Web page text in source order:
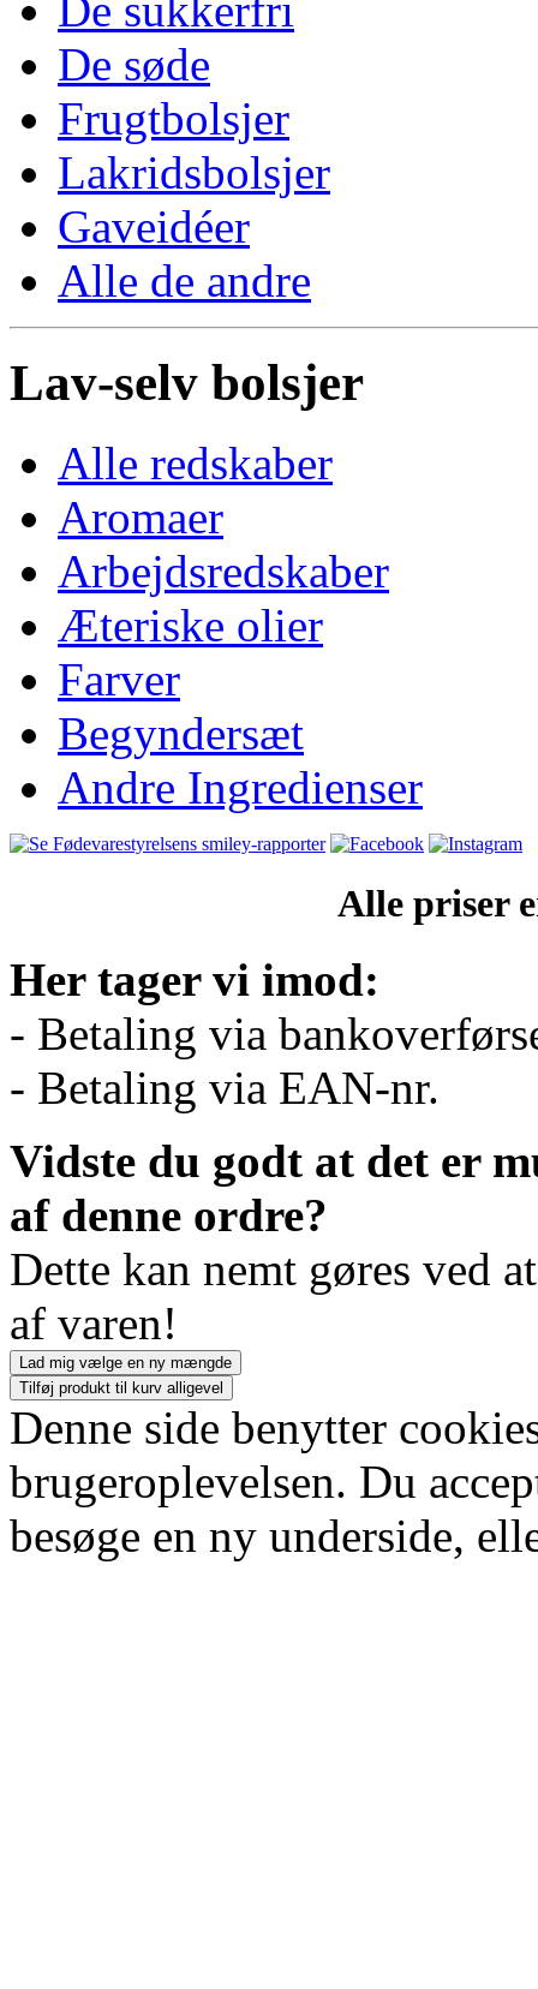
De søde
Frugtbolsjer
Lakridsbolsjer
Gaveidéer
Alle de andre
Lav-selv bolsjer
Alle redskaber
Aromaer
Arbejdsredskaber
Æteriske olier
Farver
Begyndersæt
Andre Ingredienser
Alle priser
Her tager vi imod:
- Betaling via
- Betaling via EAN-nr.
Vidste du godt at det er
af denne ordre?
Dette kan nemt gøres ved
af varen!
Lad mig vælge en ny mængde
Tilføj produkt til kurv alligevel
Denne side benytter
brugeroplevelsen. Du
besøge en ny underside,